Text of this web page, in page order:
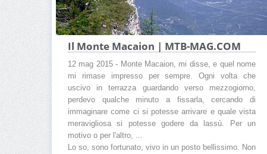
Il Monte Macaion | MTB-MAG.COM
12 mag 2015 - Monte Macaion, mi disse, e quel nome
mi rimase impresso per sempre. Ogni volta che
uscivo in terrazza guardando verso mezzogiorno,
perdevo qualche minuto a fissarla, cercando di
immaginare come ci si potesse arrivare e quale vista
meravigliosa si potesse godere da lassù. Per un
motivo o per l'altro, ...
Lo so, sono fortunato, vivo in un posto bellissimo. Non